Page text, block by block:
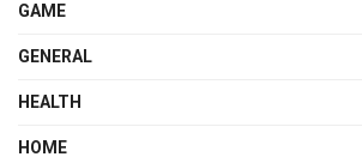
GAME
GENERAL
HEALTH
HOME